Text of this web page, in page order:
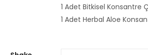
1 Adet Bitkisel Konsantre
1 Adet Herbal Aloe